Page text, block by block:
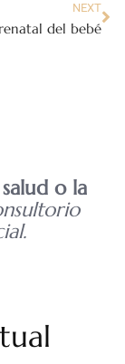
NEXT
del bebé
o la